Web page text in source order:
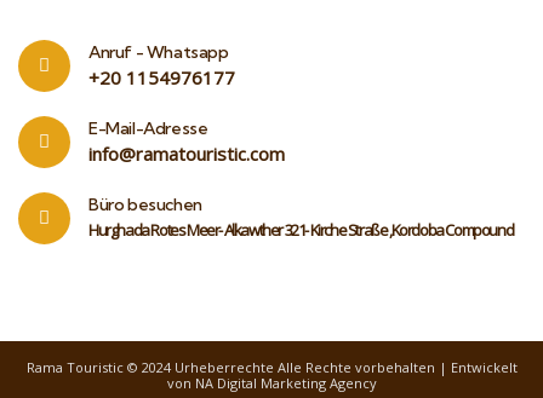
Anruf - Whatsapp
‎+20 1154976177
E-Mail-Adresse
info@ramatouristic.com
Büro besuchen
Hurghada Rotes Meer- Alkawther 321- Kirche Straße ,Kordoba Compound
Rama Touristic© 2024 Urheberrechte Alle Rechte vorbehalten | Entwickelt
von NA Digital Marketing Agency